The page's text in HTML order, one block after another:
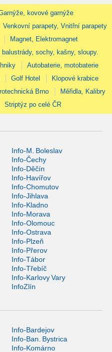
kovové garnýže
Venkovní parapety, Vnitřní parapety
Magnet, Elektromagnet
sochy, kašny, sloupy.
Autobaterie, motobaterie
Golf Hotel
Klopové krabice
Brno
Měřidla, Kalibry
Striptýz po celé ČR
Info-M. Boleslav
Info-Čechy
Info-Děčín
Info-Havířov
Info-Chomutov
Info-Jihlava
Info-Kladno
Info-Morava
Info-Olomouc
Info-Ostrava
Info-Plzeň
Info-Přerov
Info-Tábor
Info-Třebíč
Info-Karlovy Vary
InfoZlín
Info-Bardejov
Info-Ban. Bystrica
Info-Komárno